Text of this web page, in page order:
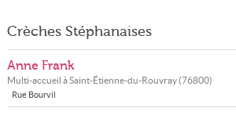
Crèches Stéphanaises
Anne Frank
Multi-accueil àSaint-Étienne-du-Rouvray(76800)
Rue Bourvil